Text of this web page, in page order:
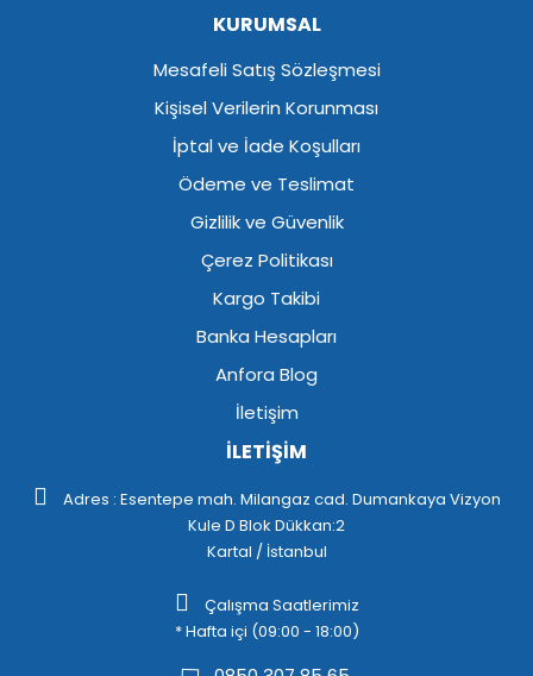
KURUMSAL
Mesafeli Satış Sözleşmesi
Kişisel Verilerin Korunması
İptal ve İade Koşulları
Ödeme ve Teslimat
Gizlilik ve Güvenlik
Çerez Politikası
Kargo Takibi
Banka Hesapları
Anfora Blog
İletişim
İLETİŞİM
Adres : Esentepe mah. Milangaz cad. Dumankaya Vizyon
Kule D Blok Dükkan:2
Kartal / İstanbul
Çalışma Saatlerimiz
* Hafta içi (09:00 - 18:00)